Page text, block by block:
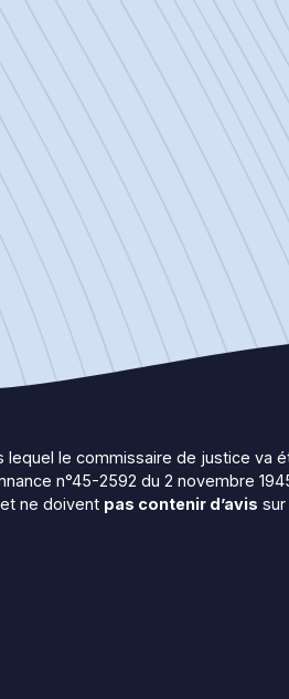
le commissaire de justice va
n°45-2592 du 2 novembre
et ne doivent pas contenir d’avis sur